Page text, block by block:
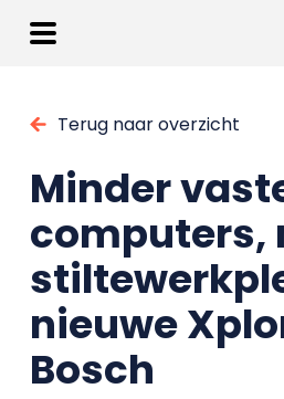
Terug naar overzicht
Minder
computers,
nieuwe
Bosch